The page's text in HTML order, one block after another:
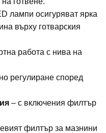
лампи осигуряват ярка
върху готварския
работа с нива на
регулиране според
– с включения филтър
филтър за мазнини